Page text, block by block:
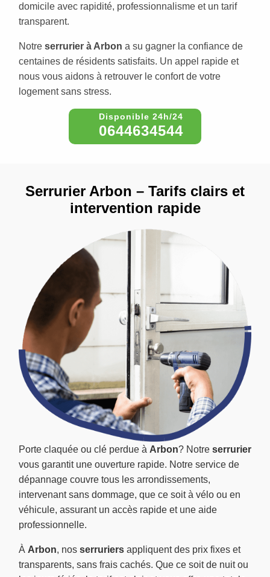
domicile avec rapidité, professionnalisme et un tarif
transparent.
Notre serrurier à Arbon a su gagner la confiance de
centaines de résidents satisfaits. Un appel rapide et
nous vous aidons à retrouver le confort de votre
logement sans stress.
0644634544
Porte claquée ou clé perdue à Arbon? Notre serrurier
vous garantit une ouverture rapide. Notre service de
dépannage couvre tous les arrondissements,
intervenant sans dommage, que ce soit à vélo ou en
véhicule, assurant un accès rapide et une aide
professionnelle.
À Arbon, nos serruriers appliquent des prix fixes et
transparents, sans frais cachés. Que ce soit de nuit ou
Serrurier Arbon – Tarifs clairs et
intervention rapide